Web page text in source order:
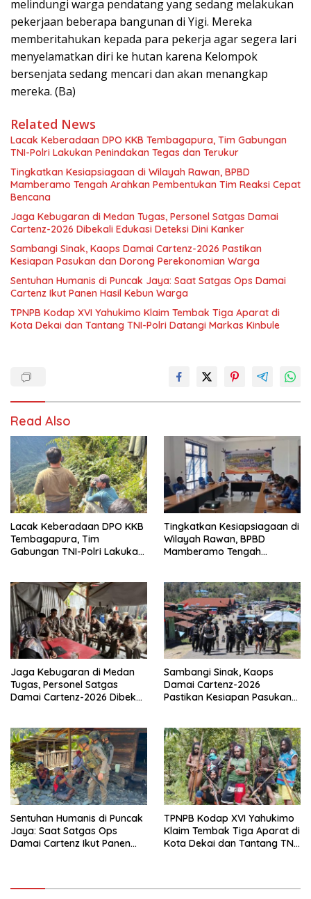
melindungi warga pendatang yang sedang melakukan
pekerjaan beberapa bangunan di Yigi. Mereka
memberitahukan kepada para pekerja agar segera lari
menyelamatkan diri ke hutan karena Kelompok
bersenjata sedang mencari dan akan menangkap
mereka. (Ba)
Related News
Lacak Keberadaan DPO KKB Tembagapura, Tim Gabungan
TNI-Polri Lakukan Penindakan Tegas dan Terukur
Tingkatkan Kesiapsiagaan di Wilayah Rawan, BPBD
Mamberamo Tengah Arahkan Pembentukan Tim Reaksi Cepat
Bencana
Jaga Kebugaran di Medan Tugas, Personel Satgas Damai
Cartenz-2026 Dibekali Edukasi Deteksi Dini Kanker
Sambangi Sinak, Kaops Damai Cartenz-2026 Pastikan
Kesiapan Pasukan dan Dorong Perekonomian Warga
Sentuhan Humanis di Puncak Jaya: Saat Satgas Ops Damai
Cartenz Ikut Panen Hasil Kebun Warga
TPNPB Kodap XVI Yahukimo Klaim Tembak Tiga Aparat di
Kota Dekai dan Tantang TNI-Polri Datangi Markas Kinbule
Read Also
Lacak Keberadaan DPO KKB
Tembagapura, Tim
Gabungan TNI-Polri Lakukan
Tingkatkan Kesiapsiagaan di
Wilayah Rawan, BPBD
Mamberamo Tengah
Jaga Kebugaran di Medan
Tugas, Personel Satgas
Damai Cartenz-2026 Dibekali
Sambangi Sinak, Kaops
Damai Cartenz-2026
Pastikan Kesiapan Pasukan
Sentuhan Humanis di Puncak
Jaya: Saat Satgas Ops
Damai Cartenz Ikut Panen
TPNPB Kodap XVI Yahukimo
Klaim Tembak Tiga Aparat di
Kota Dekai dan Tantang TNI-